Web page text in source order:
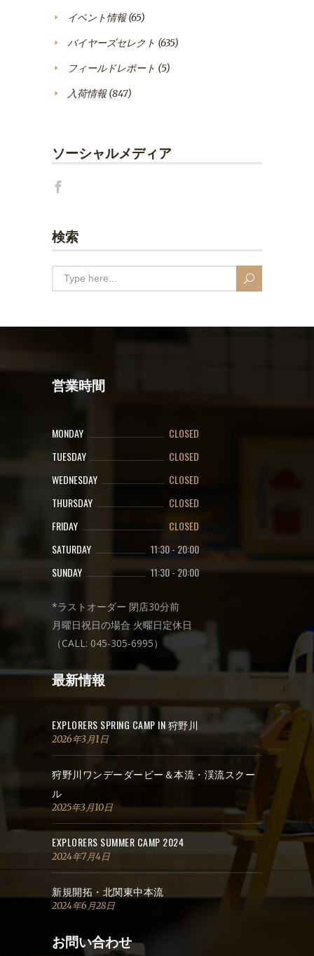
イベント情報(65)
バイヤーズセレクト (635)
フィールドレポート (5)
入荷情報(847)
ソーシャルメディア
検索
営業時間
MONDAY
CLOSED
TUESDAY
CLOSED
WEDNESDAY
CLOSED
THURSDAY
CLOSED
FRIDAY
CLOSED
SATURDAY
11:30- 20:00
SUNDAY
11:30-20:00
*ラストオーダー 閉店30分前
月曜日祝日の場合 火曜日定休日
（CALL: 045-305-6995）
最新情報
EXPLORERS SPRING CAMP IN 狩野川
2026年3月1日
狩野川ワンデーダービー＆本流・渓流スクー
ル
2025年3月10日
EXPLORERS SUMMER CAMP 2024
2024年7月4日
新規開拓・北関東中本流
2024年6月28日
お問い合わせ